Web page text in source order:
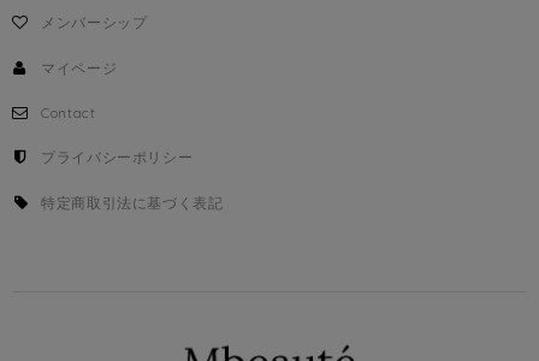
メンバーシップ
マイページ
Contact
プライバシーポリシー
特定商取引法に基づく表記